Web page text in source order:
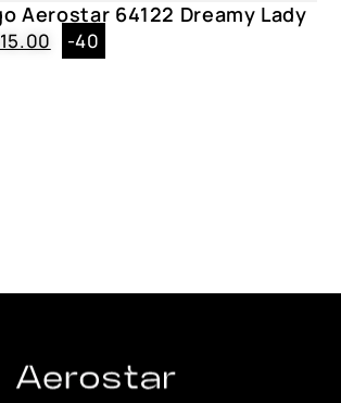
Aerostar 64122 Dreamy Lady
-40